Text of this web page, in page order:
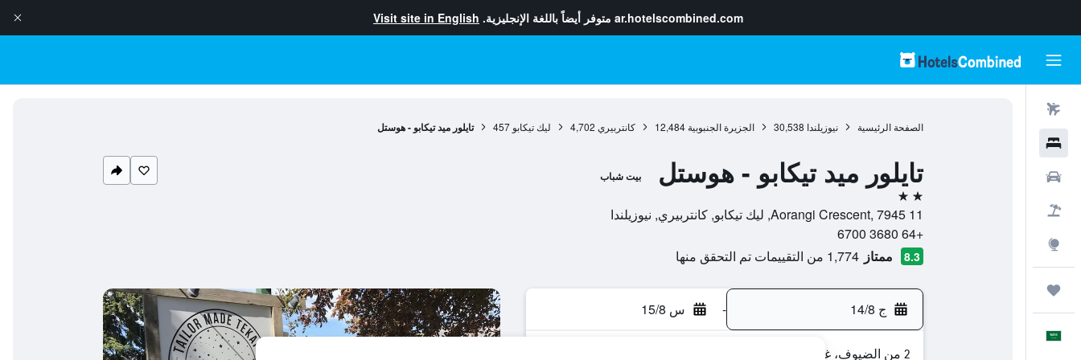
ar.hotelscombined.com متوفر أيضاً باللغة الإنجليزية. Visit site in English
الصفحة الرئيسية نيوزيلندا 30,538 الجزيرة الجنبوبية 12,484 كانتربيري 4,702 ليك تيكابو 457 تايلور ميد تيكابو - هوستل
تايلور ميد تيكابو - هوستل بيت شباب
2 نجمتين
11 Aorangi Crescent, 7945, ليك تيكابو, كانتربيري, نيوزيلندا
+64 3680 6700
8.3 ممتاز 1,774 من التقييمات تم التحقق منها
ج 14/8 - س 15/8
2 من الضيوف، غرفة واحدة